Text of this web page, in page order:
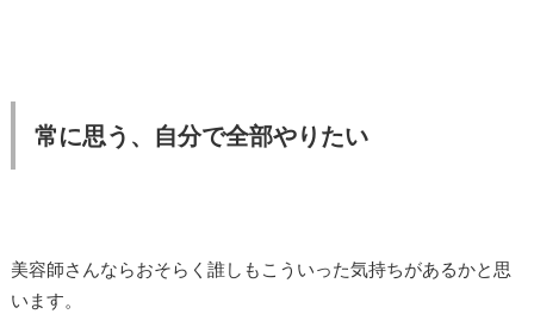
常に思う、自分で全部やりたい
美容師さんならおそらく誰しもこういった気持ちがあるかと思
います。